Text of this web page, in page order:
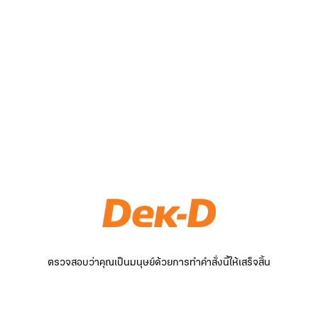
ตรวจสอบว่าคุณเป็นมนุษย์ด้วยการทำคำสั่งนี้ให้เสร็จสิ้น